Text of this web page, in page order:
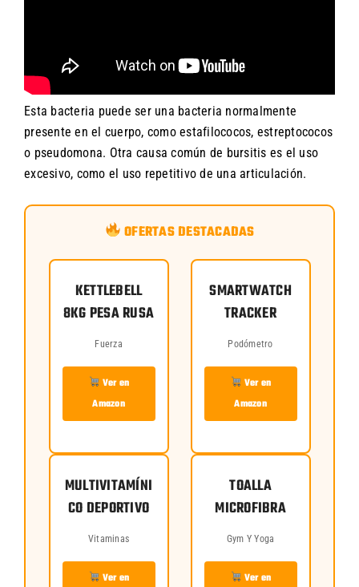
Esta bacteria puede ser una bacteria normalmente
presente en el cuerpo, como estafilococos, estreptococos
o pseudomona. Otra causa común de bursitis es el uso
excesivo, como el uso repetitivo de una articulación.
OFERTAS DESTACADAS
KETTLEBELL
8KG PESA RUSA
Fuerza
Ver en
Amazon
SMARTWATCH
TRACKER
Podómetro
Ver en
Amazon
MULTIVITAMÍNI
CO DEPORTIVO
Vitaminas
Ver en
TOALLA
MICROFIBRA
Gym Y Yoga
Ver en